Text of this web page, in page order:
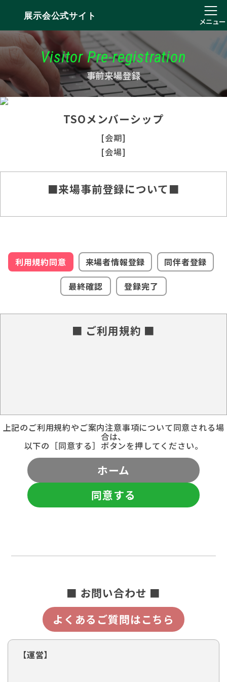
展示会公式サイト
メニュー
Visitor Pre-registration
事前来場登録
TSOメンバーシップ
[会期]
[会場]
■来場事前登録について■
利用規約同意 来場者情報登録
同伴者登録
最終確認
登録完了
■ ご利用規約 ■
上記のご利用規約やご案内注意事項について同意される場
合は、
以下の［同意する］ボタンを押してください。
ホーム
同意する
■ お問い合わせ ■
よくあるご質問はこちら
【運営】